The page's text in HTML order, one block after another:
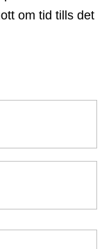
om tid tills det